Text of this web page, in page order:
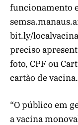
funcionamento
bit.ly/
preciso
foto, CPF ou
cartão de vacina.
“O público em
a vacina